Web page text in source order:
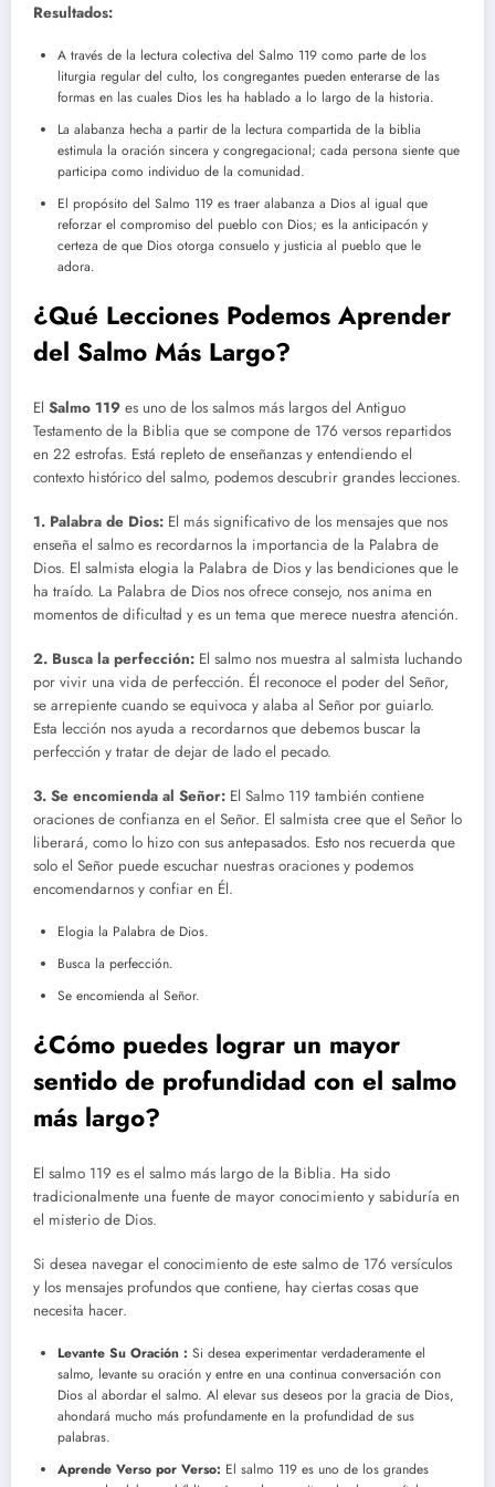
Resultados:
A través de la lectura colectiva del Salmo 119 como parte de los
liturgia regular del culto, los congregantes pueden enterarse de las
formas en las cuales Dios les ha hablado a lo largo de la historia.
La alabanza hecha a partir de la lectura compartida de la biblia
estimula la oración sincera y congregacional; cada persona siente que
participa como individuo de la comunidad.
El propósito del Salmo 119 es traer alabanza a Dios al igual que
reforzar el compromiso del pueblo con Dios; es la anticipacón y
certeza de que Dios otorga consuelo y justicia al pueblo que le
adora.
¿Qué Lecciones Podemos Aprender
del Salmo Más Largo?
El Salmo 119 es uno de los salmos más largos del Antiguo
Testamento de la Biblia que se compone de 176 versos repartidos
en 22 estrofas. Está repleto de enseñanzas y entendiendo el
contexto histórico del salmo, podemos descubrir grandes lecciones.
1. Palabra de Dios: El más significativo de los mensajes que nos
enseña el salmo es recordarnos la importancia de la Palabra de
Dios. El salmista elogia la Palabra de Dios y las bendiciones que le
ha traído. La Palabra de Dios nos ofrece consejo, nos anima en
momentos de dificultad y es un tema que merece nuestra atención.
2. Busca la perfección: El salmo nos muestra al salmista luchando
por vivir una vida de perfección. Él reconoce el poder del Señor,
se arrepiente cuando se equivoca y alaba al Señor por guiarlo.
Esta lección nos ayuda a recordarnos que debemos buscar la
perfección y tratar de dejar de lado el pecado.
3. Se encomienda al Señor: El Salmo 119 también contiene
oraciones de confianza en el Señor. El salmista cree que el Señor lo
liberará, como lo hizo con sus antepasados. Esto nos recuerda que
solo el Señor puede escuchar nuestras oraciones y podemos
encomendarnos y confiar en Él.
Elogia la Palabra de Dios.
Busca la perfección.
Se encomienda al Señor.
¿Cómo puedes lograr un mayor
sentido de profundidad con el salmo
más largo?
El salmo 119 es el salmo más largo de la Biblia. Ha sido
tradicionalmente una fuente de mayor conocimiento y sabiduría en
el misterio de Dios.
Si desea navegar el conocimiento de este salmo de 176 versículos
y los mensajes profundos que contiene, hay ciertas cosas que
necesita hacer.
Levante Su Oración : Si desea experimentar verdaderamente el
salmo, levante su oración y entre en una continua conversación con
Dios al abordar el salmo. Al elevar sus deseos por la gracia de Dios,
ahondará mucho más profundamente en la profundidad de sus
palabras.
Aprende Verso por Verso: El salmo 119 es uno de los grandes